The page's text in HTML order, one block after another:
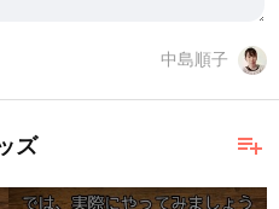
中島順子
playlist_add
ズ